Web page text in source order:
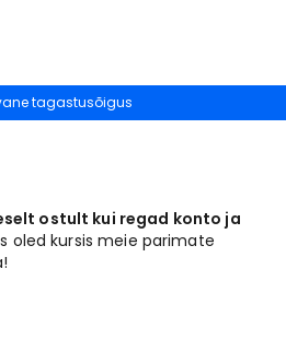
tagastusõigus
ostult kui regad konto ja
oled kursis meie parimate